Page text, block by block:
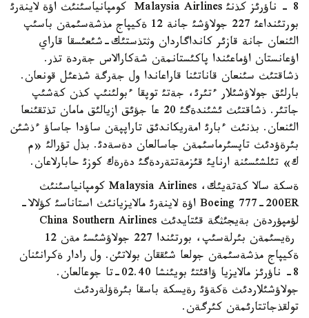
8 - ناؤرئز كذنئ Malaysia Airlines كومپانياسئنئث اؤة لاينةرئ
بورتئنداعئ 227 جولاؤشئ جانة 12 ةكيپاج مذشةسئمةن باسئپ
الئنعان جانة قازئر كانداگاردان وثتذستئك-شئعئسقا قاراي
اؤعانستان اؤماعئندا پاكئستانمةن شةكارالاس جةردة تذر.
ذشاقتئث سئنعان قاناتئنا قاراعاندا ول جةرگة شذعئل قونعان.
بارلئق جولاؤشئلار ءتئرئ، جةتئ توپقا ءبولئنئپ كذن كةشئپ
جاتئر. ذشاقتئث ئشئندةگئ 20 عا جؤئق ازيالئق مامان تذتقئنعا
الئنعان. بذنئث ءبارئ امةريكاندئق تاراپپةن ساؤدا جاساؤ ءذشئن
بئرةؤدئث تاپسئرماسئمةن جاسالعان دةسةدئ. بذل تؤرالئ «م
ك» تئلشئسئنة ارنايئ قئزمةتتةردةگئ دةرةك كوزئ حابارلاعان.
ةسكة سالا كةتةيئك، Malaysia Airlines كومپانياسئنئث
Boeing 777-200ER اؤة لاينةرئ مالايزيانئث استاناسئ كؤلالا-
لؤمپؤردةن بةيجئثگة قئتايدئث China Southern Airlines
رةيسئمةن بئرلةسئپ، بورتئندا 227 جولاؤشئسئ مةن 12
ةكيپاج مذشةسئمةن جولعا شئققان بولاتئن. ول رادار ةكرانئنان
8- ناؤرئز مالايزيا ؤاقئتئ بويئنشا 02.40-تا جوعالعان.
جولاؤشئلاردئث ةكةؤئ رةيسكة باسقا بئرةؤلةردئث
تولقذجاتتارئمةن كئرگةن.